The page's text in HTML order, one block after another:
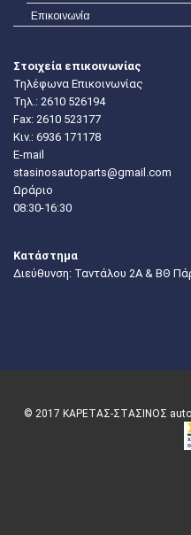
Επικοινωνία
Στοιχεία επικοινωνίας
Τηλέφωνα Επικοινωνίας
Τηλ.: 2610 526194
Fax: 2610 523177
Κιν.: 6936 171178
E-mail
stasinosautoparts@gmail.com
Ωράριο
08:30-16:30
Κατάστημα
Διεύθυνση: Ταντάλου 2Α & ΒΘ
© 2017 ΚΑΡΕΤΑΣ-ΣΤΑΣΙΝΟΣ